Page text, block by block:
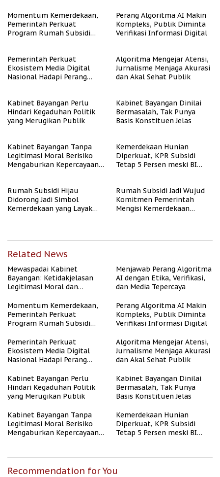
Momentum Kemerdekaan,
Pemerintah Perkuat
Program Rumah Subsidi
Perang Algoritma AI Makin
Kompleks, Publik Diminta
Verifikasi Informasi Digital
Pemerintah Perkuat
Ekosistem Media Digital
Nasional Hadapi Perang
Algoritma Mengejar Atensi,
Jurnalisme Menjaga Akurasi
dan Akal Sehat Publik
Kabinet Bayangan Perlu
Hindari Kegaduhan Politik
yang Merugikan Publik
Kabinet Bayangan Dinilai
Bermasalah, Tak Punya
Basis Konstituen Jelas
Kabinet Bayangan Tanpa
Legitimasi Moral Berisiko
Mengaburkan Kepercayaan
Kemerdekaan Hunian
Diperkuat, KPR Subsidi
Tetap 5 Persen meski BI
Rumah Subsidi Hijau
Didorong Jadi Simbol
Kemerdekaan yang Layak
Rumah Subsidi Jadi Wujud
Komitmen Pemerintah
Mengisi Kemerdekaan
Related News
Mewaspadai Kabinet
Bayangan: Ketidakjelasan
Legitimasi Moral dan
Menjawab Perang Algoritma
AI dengan Etika, Verifikasi,
dan Media Tepercaya
Momentum Kemerdekaan,
Pemerintah Perkuat
Program Rumah Subsidi
Berpenghasilan Rendah
Perang Algoritma AI Makin
Kompleks, Publik Diminta
Verifikasi Informasi Digital
Pemerintah Perkuat
Ekosistem Media Digital
Nasional Hadapi Perang
Algoritma Mengejar Atensi,
Jurnalisme Menjaga Akurasi
dan Akal Sehat Publik
Kabinet Bayangan Perlu
Hindari Kegaduhan Politik
yang Merugikan Publik
Kabinet Bayangan Dinilai
Bermasalah, Tak Punya
Basis Konstituen Jelas
Kabinet Bayangan Tanpa
Legitimasi Moral Berisiko
Mengaburkan Kepercayaan
Kemerdekaan Hunian
Diperkuat, KPR Subsidi
Tetap 5 Persen meski BI
Recommendation for You